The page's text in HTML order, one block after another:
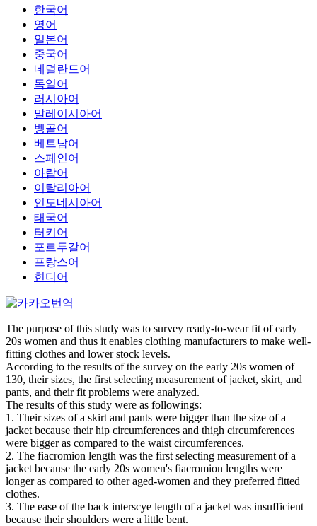
한국어
영어
일본어
중국어
네덜란드어
독일어
러시아어
말레이시아어
벵골어
베트남어
스페인어
아랍어
이탈리아어
인도네시아어
태국어
터키어
포르투갈어
프랑스어
힌디어
The purpose of this study was to survey ready-to-wear fit of early
20s women and thus it enables clothing manufacturers to make well-
fitting clothes and lower stock levels.
According to the results of the survey on the early 20s women of
130, their sizes, the first selecting measurement of jacket, skirt, and
pants, and their fit problems were analyzed.
The results of this study were as followings:
1. Their sizes of a skirt and pants were bigger than the size of a
jacket because their hip circumferences and thigh circumferences
were bigger as compared to the waist circumferences.
2. The fiacromion length was the first selecting measurement of a
jacket because the early 20s women's fiacromion lengths were
longer as compared to other aged-women and they preferred fitted
clothes.
3. The ease of the back interscye length of a jacket was insufficient
because their shoulders were a little bent.